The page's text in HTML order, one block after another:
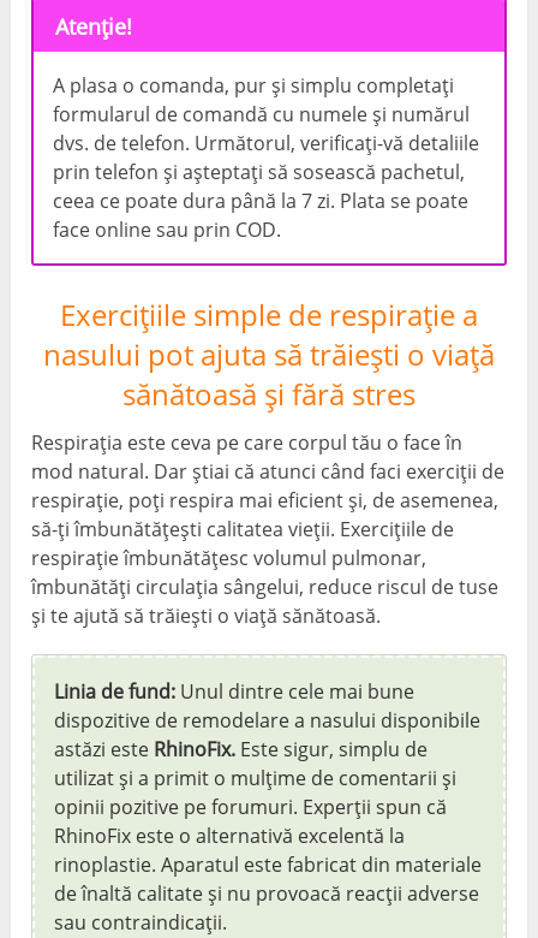
Atenţie!
A plasa o comanda, pur și simplu completați
formularul de comandă cu numele și numărul
dvs. de telefon. Următorul, verificați-vă detaliile
prin telefon și așteptați să sosească pachetul,
ceea ce poate dura până la 7 zi. Plata se poate
face online sau prin COD.
Exercițiile simple de respirație a
nasului pot ajuta să trăiești o viață
sănătoasă și fără stres
Respirația este ceva pe care corpul tău o face în
mod natural. Dar știai că atunci când faci exerciții de
respirație, poți respira mai eficient și, de asemenea,
să-ți îmbunătățești calitatea vieții. Exercițiile de
respirație îmbunătățesc volumul pulmonar,
îmbunătăți circulația sângelui, reduce riscul de tuse
și te ajută să trăiești o viață sănătoasă.
Linia de fund: Unul dintre cele mai bune
dispozitive de remodelare a nasului disponibile
astăzi este RhinoFix. Este sigur, simplu de
utilizat și a primit o mulțime de comentarii și
opinii pozitive pe forumuri. Experții spun că
RhinoFix este o alternativă excelentă la
rinoplastie. Aparatul este fabricat din materiale
de înaltă calitate și nu provoacă reacții adverse
sau contraindicații.